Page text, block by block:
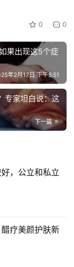
0 0
果出现这5个症
年2月17日 下午5:51
专家坦白说：这
下一篇
，公立和私立
疗美颜护肤新